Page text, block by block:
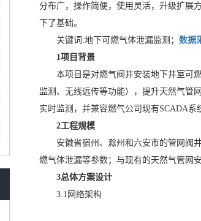
分布广，操作简便，使用灵活，升级扩展
下了基础。
关键词:地下可燃气体泄漏监测； 数据
1项目背景
本项目是对燃气阀井安装地下井室可
监测、无线远传等功能），提升天然气管
实时监测，并兼容燃气公司现有SCADA系
2工程规模
安徽省宿州、滁州和六安市的管网阀
燃气体泄漏等参数；与现有的天然气管网
3总体方案设计
3.1网络架构